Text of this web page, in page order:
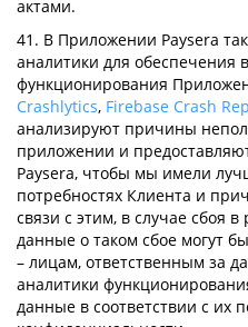
актами.
41. В Приложении Paysera
аналитики для обеспечения
функционирования
Crashlytics, Firebase Crash
анализируют причины
приложении и
Paysera, чтобы мы имели
потребностях Клиента и
связи с этим, в случае сбоя
данные о таком сбое могут
– лицам, ответственным за
аналитики
данные в соответствии с их